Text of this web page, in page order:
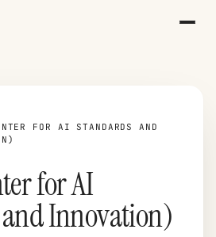
FOR AI STANDARDS AND
for AI
Innovation)